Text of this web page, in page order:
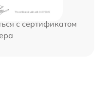
с сертификатом